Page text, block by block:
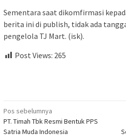
Sementara saat dikomfirmasi
berita ini di publish, tidak ada
pengelola TJ Mart. (isk).
Post Views: 265
Navigasi
pos
Pos sebelumnya
PT. Timah Tbk Resmi Bentuk PPS
Satria Muda Indonesia